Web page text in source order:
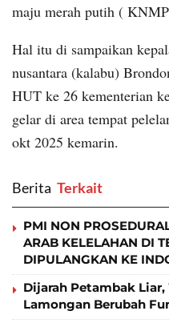
maju merah putih (
Hal itu di sampaikan
nusantara (kalabu)
HUT ke 26 kementerian
gelar di area tempat
okt 2025 kemarin.
Berita ‎ Terkait
PMI NON
ARAB KELELAHAN DI
DIPULANGKAN KE
Dijarah Petambak Liar,
Lamongan Berubah